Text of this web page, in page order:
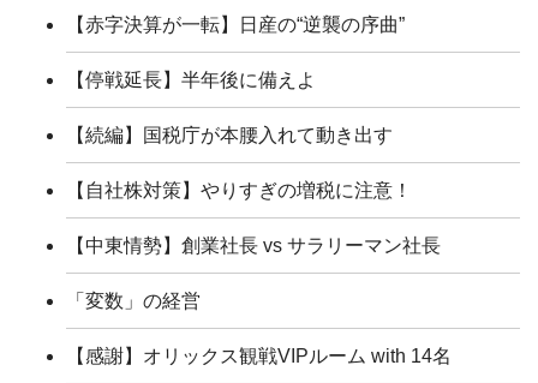
【赤字決算が一転】日産の“逆襲の序曲”
【停戦延長】半年後に備えよ
【続編】国税庁が本腰入れて動き出す
【自社株対策】やりすぎの増税に注意！
【中東情勢】創業社長 vs サラリーマン社長
「変数」の経営
【感謝】オリックス観戦VIPルーム with 14名